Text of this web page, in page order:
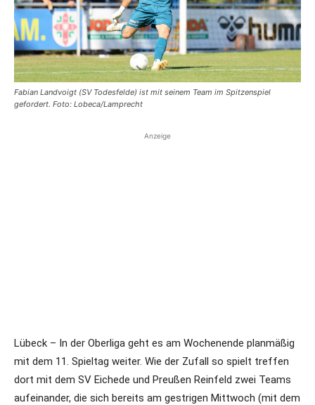
Fabian Landvoigt (SV Todesfelde) ist mit seinem Team im Spitzenspiel
gefordert. Foto: Lobeca/Lamprecht
Anzeige
Lübeck – In der Oberliga geht es am Wochenende planmäßig
mit dem 11. Spieltag weiter. Wie der Zufall so spielt treffen
dort mit dem SV Eichede und Preußen Reinfeld zwei Teams
aufeinander, die sich bereits am gestrigen Mittwoch (mit dem